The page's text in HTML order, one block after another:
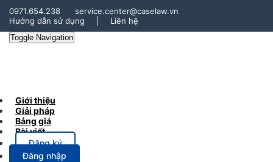
0971.654.238
service.center@caselaw.vn
Hướng dẫn sử dụng
Liên hệ
Toggle Navigation
Giới thiệu
Giải pháp
Bảng giá
Bài viết
Đăng ký
Đăng nhập